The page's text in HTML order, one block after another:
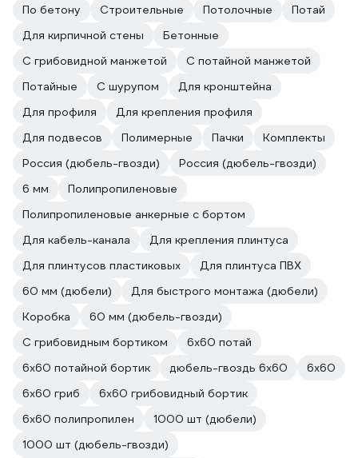
По бетону
Строительные Потолочные
Потай
Для кирпичной стены
Бетонные
С грибовидной манжетой
С потайной манжетой
Потайные
С шурупом
Для кронштейна
Для профиля
Для крепления профиля
Для подвесов
Полимерные Пачки
Комплекты
Россия (дюбель-гвозди)
Россия (дюбель-гвозди)
6 мм
Полипропиленовые
Полипропиленовые анкерные с бортом
Для кабель-канала
Для крепления плинтуса
Для плинтусов пластиковых
Для плинтуса ПВХ
60 мм (дюбели)
Для быстрого монтажа (дюбели)
Коробка
60 мм (дюбель-гвозди)
С грибовидным бортиком
6х60 потай
6х60 потайной бортик
дюбель-гвоздь 6х60
6х60
6х60 гриб
6х60 грибовидный бортик
6х60 полипропилен
1000 шт (дюбели)
1000 шт (дюбель-гвозди)